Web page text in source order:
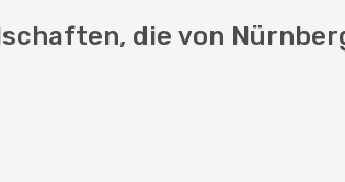
die von